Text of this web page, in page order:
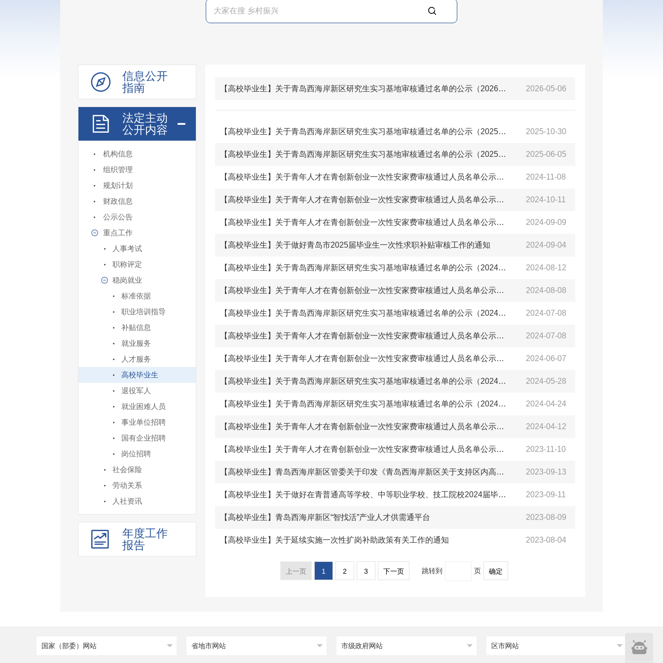
信息公开
指南
法定主动
公开内容
机构信息
组织管理
规划计划
财政信息
公示公告
重点工作
人事考试
职称评定
稳岗就业
标准依据
职业培训指导
补贴信息
就业服务
人才服务
高校毕业生
退役军人
就业困难人员
事业单位招聘
国有企业招聘
岗位招聘
社会保险
劳动关系
人社资讯
年度工作
报告
【高校毕业生】关于青岛西海岸新区研究生实习基地审核通过名单的公示（2026年第四批） 2026-05-06
【高校毕业生】关于青岛西海岸新区研究生实习基地审核通过名单的公示（2025年第七批） 2025-10-30
【高校毕业生】关于青岛西海岸新区研究生实习基地审核通过名单的公示（2025年第五批） 2025-06-05
【高校毕业生】关于青年人才在青创新创业一次性安家费审核通过人员名单公示（2024年第十批） 2024-11-08
【高校毕业生】关于青年人才在青创新创业一次性安家费审核通过人员名单公示（2024年第九批） 2024-10-11
【高校毕业生】关于青年人才在青创新创业一次性安家费审核通过人员名单公示（2024年第8批 2024-09-09
【高校毕业生】关于做好青岛市2025届毕业生一次性求职补贴审核工作的通知 2024-09-04
【高校毕业生】关于青岛西海岸新区研究生实习基地审核通过名单的公示（2024年第九批） 2024-08-12
【高校毕业生】关于青年人才在青创新创业一次性安家费审核通过人员名单公示（2024年第7批） 2024-08-08
【高校毕业生】关于青岛西海岸新区研究生实习基地审核通过名单的公示（2024年第七批） 2024-07-08
【高校毕业生】关于青年人才在青创新创业一次性安家费审核通过人员名单公示（2024年第6批） 2024-07-08
【高校毕业生】关于青年人才在青创新创业一次性安家费审核通过人员名单公示（2024年第5批） 2024-06-07
【高校毕业生】关于青岛西海岸新区研究生实习基地审核通过名单的公示（2024年第六批） 2024-05-28
【高校毕业生】关于青岛西海岸新区研究生实习基地审核通过名单的公示（2024年第五批） 2024-04-24
【高校毕业生】关于青年人才在青创新创业一次性安家费审核通过人员名单公示（2024年第3批） 2024-04-12
【高校毕业生】关于青年人才在青创新创业一次性安家费审核通过人员名单公示（2023年青岛西海岸新区第10批） 2023-11-10
【高校毕业生】青岛西海岸新区管委关于印发《青岛西海岸新区关于支持区内高校大学生留区就业创业的实施意见》的通知（青西新管字〔2023〕45号） 2023-09-13
【高校毕业生】关于做好在青普通高等学校、中等职业学校、技工院校2024届毕业生求职创业补贴审核发放工作的通知 2023-09-11
【高校毕业生】青岛西海岸新区“智找活”产业人才供需通平台 2023-08-09
【高校毕业生】关于延续实施一次性扩岗补助政策有关工作的通知 2023-08-04
上一页 1 2 3 跳转到 页 确定
下一页
国家（部委）网站 省地市网站 市级政府网站 区市网站
智能
问答